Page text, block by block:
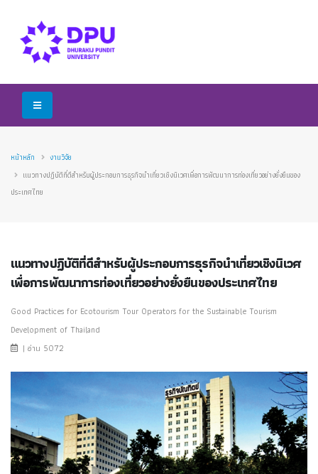
หน้าหลัก
งานวิจัย
แนวทางปฏิบัติที่ดีสำหรับผู้ประกอบการธุรกิจนำเที่ยวเชิงนิเวศเพื่อการพัฒนาการท่องเที่ยวอย่างยั่งยืนของ
ประเทศไทย
แนวทางปฏิบัติที่ดีสำหรับผู้ประกอบการธุรกิจนำเที่ยวเชิงนิเวศ
เพื่อการพัฒนาการท่องเที่ยวอย่างยั่งยืนของประเทศไทย
Good Practices for Ecotourism Tour Operators for the Sustainable Tourism
Development of Thailand
| อ่าน 5072